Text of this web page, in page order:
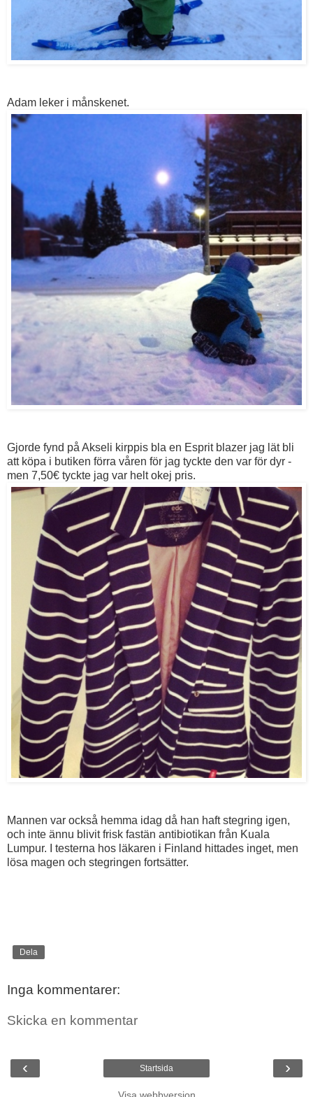
Adam leker i månskenet.
Gjorde fynd på Akseli kirppis bla en Esprit blazer jag lät bli
att köpa i butiken förra våren för jag tyckte den var för dyr -
men 7,50€ tyckte jag var helt okej pris.
Mannen var också hemma idag då han haft stegring igen,
och inte ännu blivit frisk fastän antibiotikan från Kuala
Lumpur. I testerna hos läkaren i Finland hittades inget, men
lösa magen och stegringen fortsätter.
Dela
Inga kommentarer:
Skicka en kommentar
‹ ›
Startsida